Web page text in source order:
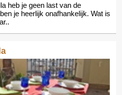
heb je geen last van de
je heerlijk onafhankelijk. Wat is